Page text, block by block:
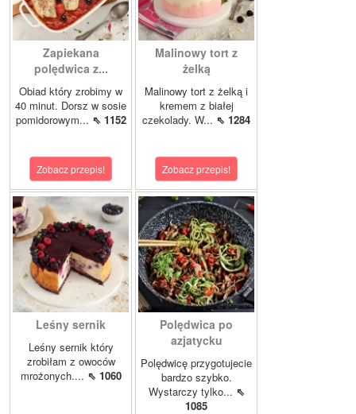
Zapiekana
polędwica z...
Obiad który zrobimy w
40 minut. Dorsz w sosie
pomidorowym... ⇖ 1152
Zobacz przepis!
Malinowy tort z
żelką
Malinowy tort z żelką i
kremem z białej
czekolady. W... ⇖ 1284
Zobacz przepis!
Leśny sernik
Leśny sernik który
zrobiłam z owoców
mrożonych.... ⇖ 1060
Polędwica po
azjatycku
Polędwicę przygotujecie
bardzo szybko.
Wystarczy tylko... ⇖
1085